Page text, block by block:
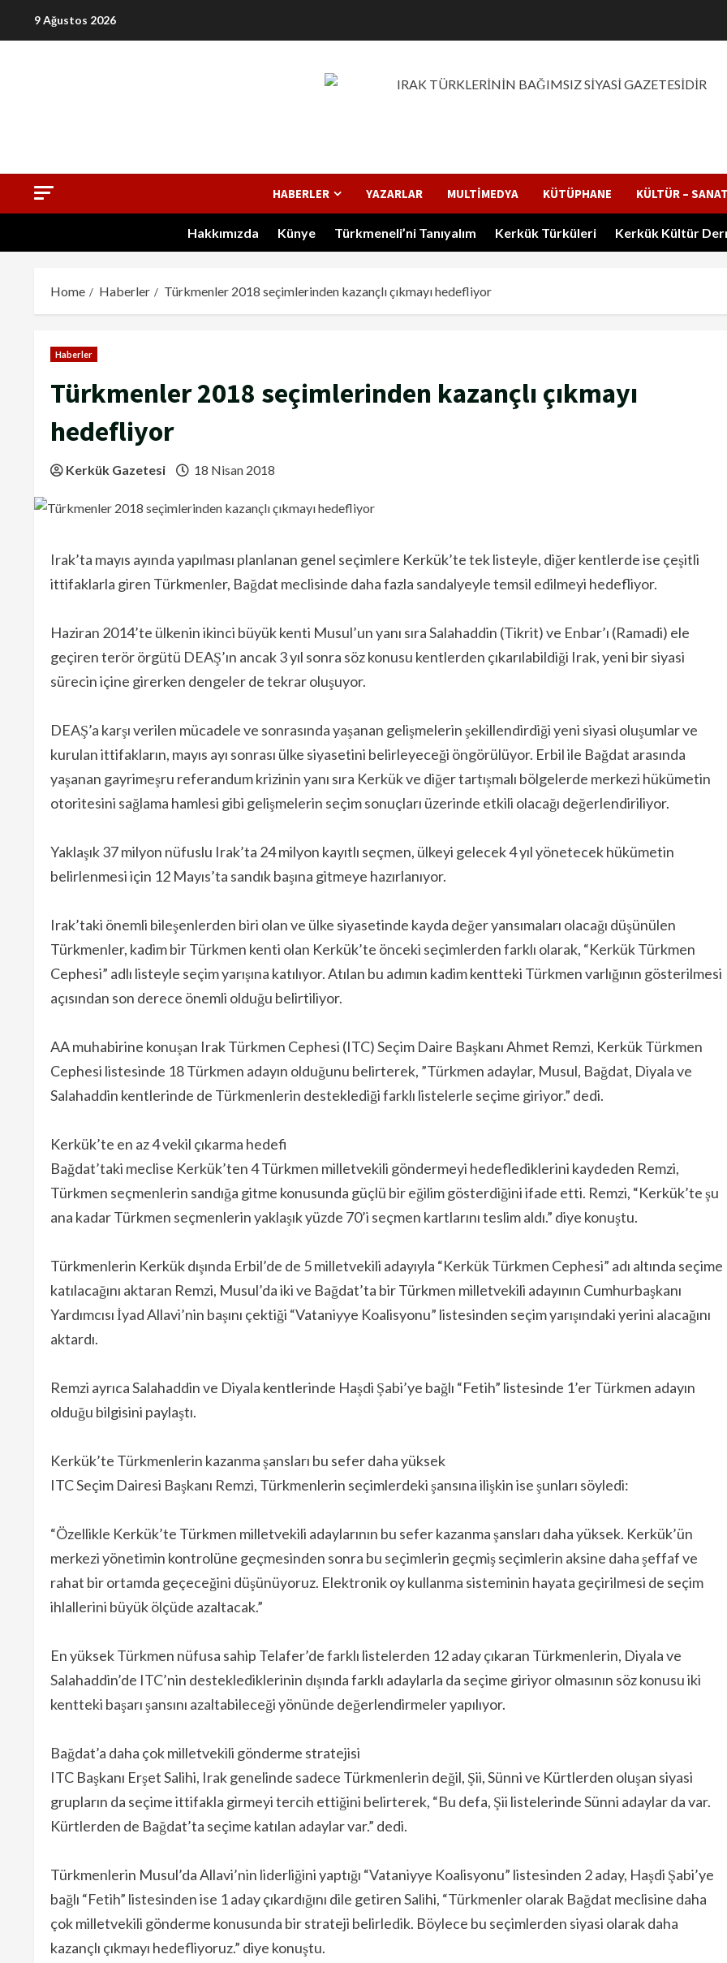
9 Ağustos 2026
HABERLER YAZARLAR MULTIMEDYA KÜTÜPHANE KÜLTÜR – SANAT
Hakkımızda Künye Türkmeneli’ni Tanıyalım Kerkük Türküleri Kerkük Kültür
Home Haberler Türkmenler 2018 seçimlerinden kazançlı çıkmayı hedefliyor
Haberler
Türkmenler 2018 seçimlerinden kazançlı çıkmayı
hedefliyor
Kerkük Gazetesi 18 Nisan 2018
Irak’ta mayıs ayında yapılması planlanan genel seçimlere Kerkük’te tek listeyle, diğer kentlerde ise çeşitli
ittifaklarla giren Türkmenler, Bağdat meclisinde daha fazla sandalyeyle temsil edilmeyi hedefliyor.
Haziran 2014’te ülkenin ikinci büyük kenti Musul’un yanı sıra Salahaddin (Tikrit) ve Enbar’ı (Ramadi) ele
geçiren terör örgütü DEAŞ’ın ancak 3 yıl sonra söz konusu kentlerden çıkarılabildiği Irak, yeni bir siyasi
sürecin içine girerken dengeler de tekrar oluşuyor.
DEAŞ’a karşı verilen mücadele ve sonrasında yaşanan gelişmelerin şekillendirdiği yeni siyasi oluşumlar ve
kurulan ittifakların, mayıs ayı sonrası ülke siyasetini belirleyeceği öngörülüyor. Erbil ile Bağdat arasında
yaşanan gayrimeşru referandum krizinin yanı sıra Kerkük ve diğer tartışmalı bölgelerde merkezi hükümetin
otoritesini sağlama hamlesi gibi gelişmelerin seçim sonuçları üzerinde etkili olacağı değerlendiriliyor.
Yaklaşık 37 milyon nüfuslu Irak’ta 24 milyon kayıtlı seçmen, ülkeyi gelecek 4 yıl yönetecek hükümetin
belirlenmesi için 12 Mayıs’ta sandık başına gitmeye hazırlanıyor.
Irak’taki önemli bileşenlerden biri olan ve ülke siyasetinde kayda değer yansımaları olacağı düşünülen
Türkmenler, kadim bir Türkmen kenti olan Kerkük’te önceki seçimlerden farklı olarak, “Kerkük Türkmen
Cephesi” adlı listeyle seçim yarışına katılıyor. Atılan bu adımın kadim kentteki Türkmen varlığının gösterilmesi
açısından son derece önemli olduğu belirtiliyor.
AA muhabirine konuşan Irak Türkmen Cephesi (ITC) Seçim Daire Başkanı Ahmet Remzi, Kerkük Türkmen
Cephesi listesinde 18 Türkmen adayın olduğunu belirterek, ”Türkmen adaylar, Musul, Bağdat, Diyala ve
Salahaddin kentlerinde de Türkmenlerin desteklediği farklı listelerle seçime giriyor.” dedi.
Kerkük’te en az 4 vekil çıkarma hedefi
Bağdat’taki meclise Kerkük’ten 4 Türkmen milletvekili göndermeyi hedeflediklerini kaydeden Remzi,
Türkmen seçmenlerin sandığa gitme konusunda güçlü bir eğilim gösterdiğini ifade etti. Remzi, “Kerkük’te şu
ana kadar Türkmen seçmenlerin yaklaşık yüzde 70’i seçmen kartlarını teslim aldı.” diye konuştu.
Türkmenlerin Kerkük dışında Erbil’de de 5 milletvekili adayıyla “Kerkük Türkmen Cephesi” adı altında seçime
katılacağını aktaran Remzi, Musul’da iki ve Bağdat’ta bir Türkmen milletvekili adayının Cumhurbaşkanı
Yardımcısı İyad Allavi’nin başını çektiği “Vataniyye Koalisyonu” listesinden seçim yarışındaki yerini alacağını
aktardı.
Remzi ayrıca Salahaddin ve Diyala kentlerinde Haşdi Şabi’ye bağlı “Fetih” listesinde 1’er Türkmen adayın
olduğu bilgisini paylaştı.
Kerkük’te Türkmenlerin kazanma şansları bu sefer daha yüksek
ITC Seçim Dairesi Başkanı Remzi, Türkmenlerin seçimlerdeki şansına ilişkin ise şunları söyledi:
“Özellikle Kerkük’te Türkmen milletvekili adaylarının bu sefer kazanma şansları daha yüksek. Kerkük’ün
merkezi yönetimin kontrolüne geçmesinden sonra bu seçimlerin geçmiş seçimlerin aksine daha şeffaf ve
rahat bir ortamda geçeceğini düşünüyoruz. Elektronik oy kullanma sisteminin hayata geçirilmesi de seçim
ihlallerini büyük ölçüde azaltacak.”
En yüksek Türkmen nüfusa sahip Telafer’de farklı listelerden 12 aday çıkaran Türkmenlerin, Diyala ve
Salahaddin’de ITC’nin desteklediklerinin dışında farklı adaylarla da seçime giriyor olmasının söz konusu iki
kentteki başarı şansını azaltabileceği yönünde değerlendirmeler yapılıyor.
Bağdat’a daha çok milletvekili gönderme stratejisi
ITC Başkanı Erşet Salihi, Irak genelinde sadece Türkmenlerin değil, Şii, Sünni ve Kürtlerden oluşan siyasi
grupların da seçime ittifakla girmeyi tercih ettiğini belirterek, “Bu defa, Şii listelerinde Sünni adaylar da var.
Kürtlerden de Bağdat’ta seçime katılan adaylar var.” dedi.
Türkmenlerin Musul’da Allavi’nin liderliğini yaptığı “Vataniyye Koalisyonu” listesinden 2 aday, Haşdi Şabi’ye
bağlı “Fetih” listesinden ise 1 aday çıkardığını dile getiren Salihi, “Türkmenler olarak Bağdat meclisine daha
çok milletvekili gönderme konusunda bir strateji belirledik. Böylece bu seçimlerden siyasi olarak daha
kazançlı çıkmayı hedefliyoruz.” diye konuştu.